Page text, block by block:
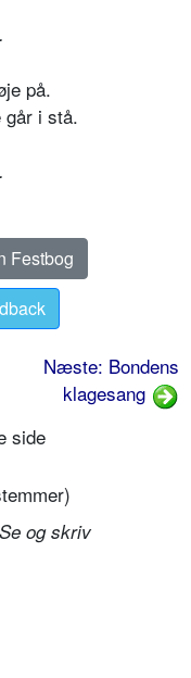
på.
går i stå.
Festbog
Næste: Bondens
klagesang
side
Se og skriv